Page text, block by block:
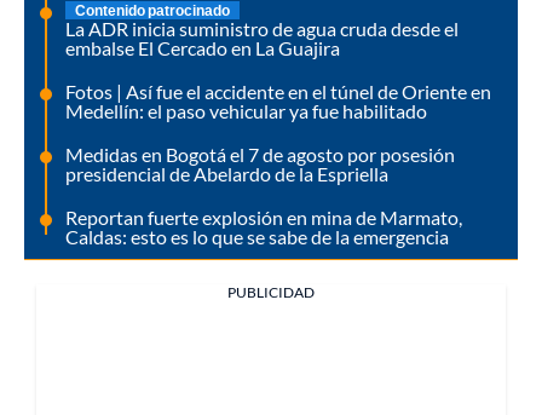
Contenido patrocinado
La ADR inicia suministro de agua cruda desde el
embalse El Cercado en La Guajira
Fotos | Así fue el accidente en el túnel de Oriente en
Medellín: el paso vehicular ya fue habilitado
Medidas en Bogotá el 7 de agosto por posesión
presidencial de Abelardo de la Espriella
Reportan fuerte explosión en mina de Marmato,
Caldas: esto es lo que se sabe de la emergencia
PUBLICIDAD